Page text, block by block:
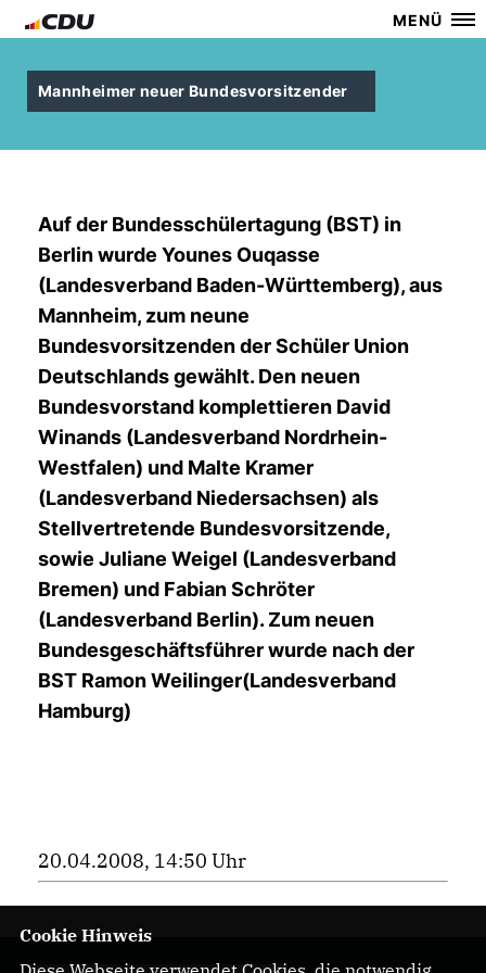
MENÜ
Mannheimer neuer Bundesvorsitzender
Auf der Bundesschülertagung (BST) in
Berlin wurde Younes Ouqasse
(Landesverband Baden-Württemberg), aus
Mannheim, zum neune
Bundesvorsitzenden der Schüler Union
Deutschlands gewählt. Den neuen
Bundesvorstand komplettieren David
Winands (Landesverband Nordrhein-
Westfalen) und Malte Kramer
(Landesverband Niedersachsen) als
Stellvertretende Bundesvorsitzende,
sowie Juliane Weigel (Landesverband
Bremen) und Fabian Schröter
(Landesverband Berlin). Zum neuen
Bundesgeschäftsführer wurde nach der
BST Ramon Weilinger(Landesverband
Hamburg)
20.04.2008, 14:50 Uhr
Cookie Hinweis